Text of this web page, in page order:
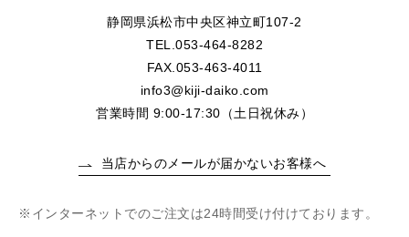
静岡県浜松市中央区神立町107-2
TEL.053-464-8282
FAX.053-463-4011
info3@kiji-daiko.com
営業時間 9:00-17:30（土日祝休み）
当店からのメールが届かないお客様へ
インターネットでのご注文は24時間受け付けております。